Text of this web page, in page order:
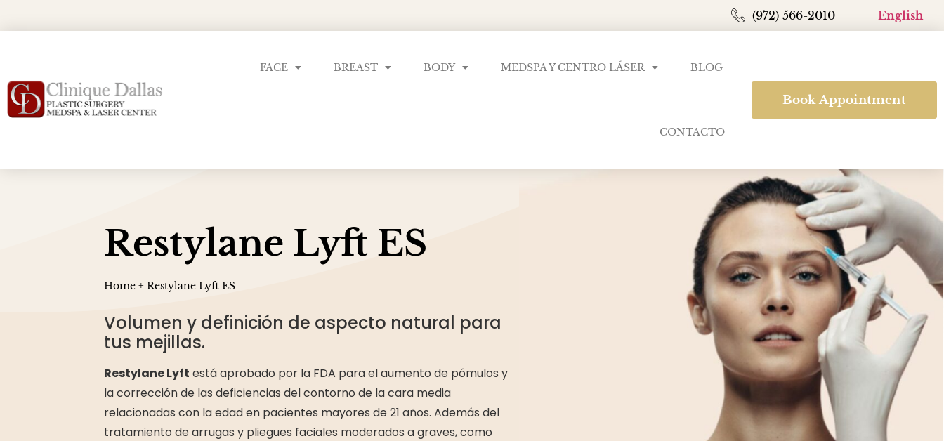
(972) 566-2010 English
FACE BREAST BODY MEDSPA Y CENTRO LÁSER BLOG
CONTACTO
Book Appointment
Restylane Lyft ES
Home+ Restylane Lyft ES
Volumen y definición de aspecto natural para
tus mejillas.
Restylane Lyft está aprobado por la FDA para el aumento de pómulos y
la corrección de las deficiencias del contorno de la cara media
relacionadas con la edad en pacientes mayores de 21 años. Además del
tratamiento de arrugas y pliegues faciales moderados a graves, como